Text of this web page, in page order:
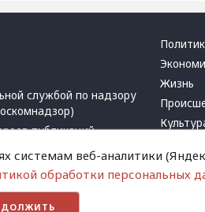
службой по надзору
публикаций.
Жизнь
Успех
системам веб-аналитики
обработки персональных